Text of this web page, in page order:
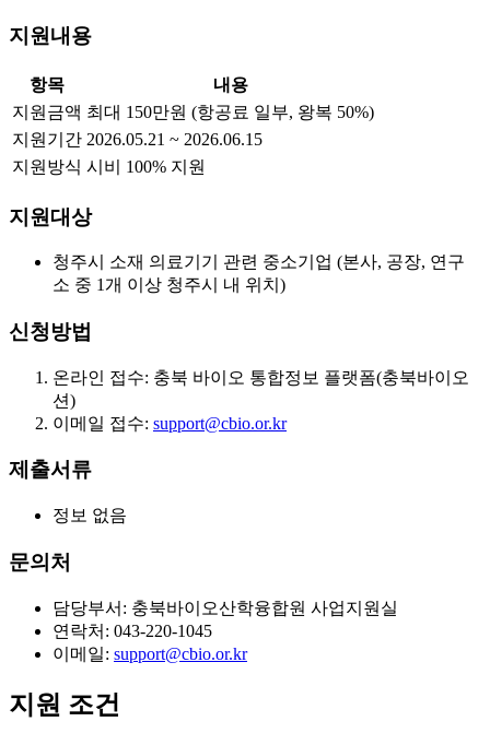
지원내용
항목
내용
지원금액 최대 150만원 (항공료 일부, 왕복 50%)
지원기간 2026.05.21 ~ 2026.06.15
지원방식 시비 100% 지원
지원대상
청주시 소재 의료기기 관련 중소기업 (본사, 공장, 연구
소 중 1개 이상 청주시 내 위치)
신청방법
온라인 접수: 충북 바이오 통합정보 플랫폼(충북바이오
션)
이메일 접수: support@cbio.or.kr
제출서류
정보 없음
문의처
담당부서: 충북바이오산학융합원 사업지원실
연락처: 043-220-1045
이메일: support@cbio.or.kr
지원 조건